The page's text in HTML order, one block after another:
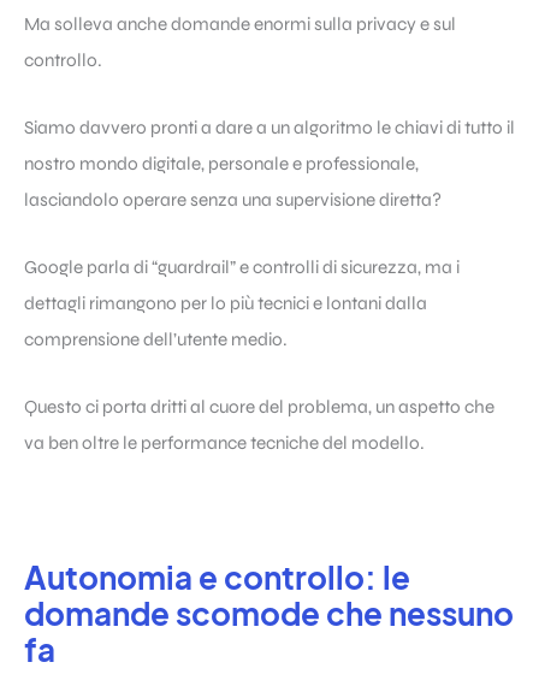
Ma solleva anche domande enormi sulla privacy e sul
controllo.
Siamo davvero pronti a dare a un algoritmo le chiavi di tutto il
nostro mondo digitale, personale e professionale,
lasciandolo operare senza una supervisione diretta?
Google parla di “guardrail” e controlli di sicurezza, ma i
dettagli rimangono per lo più tecnici e lontani dalla
comprensione dell’utente medio.
Questo ci porta dritti al cuore del problema, un aspetto che
va ben oltre le performance tecniche del modello.
Autonomia e controllo: le
domande scomode che nessuno
fa